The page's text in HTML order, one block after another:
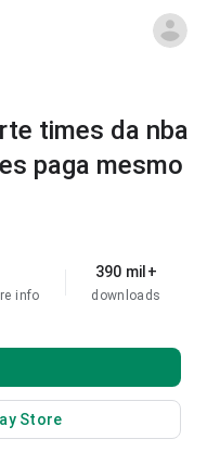
times da nba
paga mesmo
info
390 mil+
downloads
Store